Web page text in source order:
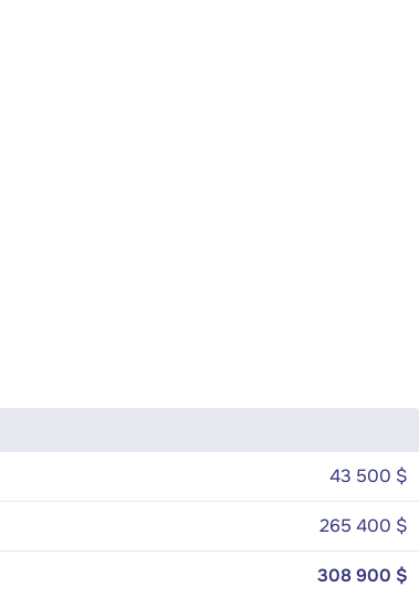
43 500 $
265 400 $
308 900 $